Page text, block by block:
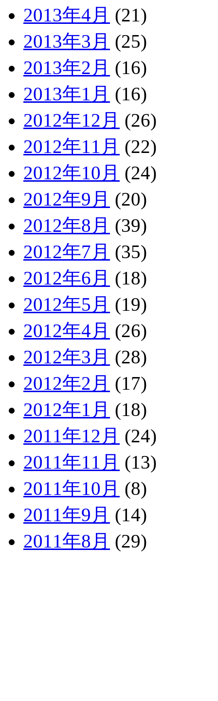
2013年4月 (21)
2013年3月 (25)
2013年2月 (16)
2013年1月 (16)
2012年12月 (26)
2012年11月 (22)
2012年10月 (24)
2012年9月 (20)
2012年8月 (39)
2012年7月 (35)
2012年6月 (18)
2012年5月 (19)
2012年4月 (26)
2012年3月 (28)
2012年2月 (17)
2012年1月 (18)
2011年12月 (24)
2011年11月 (13)
2011年10月 (8)
2011年9月 (14)
2011年8月 (29)